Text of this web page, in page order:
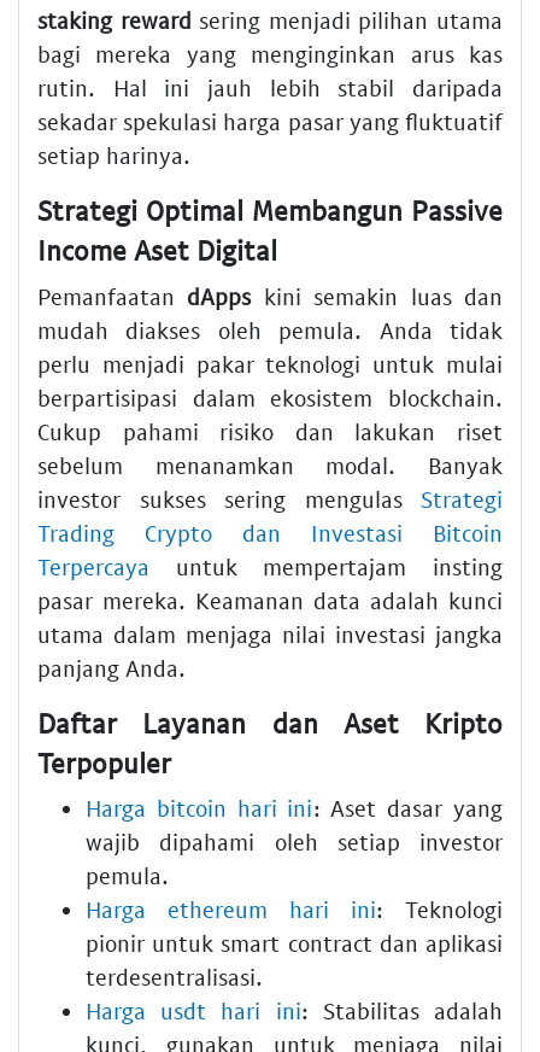
staking reward sering menjadi pilihan utama
bagi mereka yang menginginkan arus kas
rutin. Hal ini jauh lebih stabil daripada
sekadar spekulasi harga pasar yang fluktuatif
setiap harinya.
Strategi Optimal Membangun Passive
Income Aset Digital
Pemanfaatan dAppskini semakin luas dan
mudah diakses oleh pemula. Anda tidak
perlu menjadi pakar teknologi untuk mulai
berpartisipasi dalam ekosistem blockchain.
Cukup pahami risiko dan lakukan riset
sebelum menanamkan modal. Banyak
investor sukses sering mengulas Strategi
Trading Crypto dan Investasi Bitcoin
Terpercaya untuk mempertajam insting
pasar mereka. Keamanan data adalah kunci
utama dalam menjaga nilai investasi jangka
panjang Anda.
Daftar Layanan dan Aset Kripto
Terpopuler
Harga bitcoin hari ini: Aset dasar yang
wajib dipahami oleh setiap investor
pemula.
Harga ethereum hari ini: Teknologi
pionir untuk smart contract dan aplikasi
terdesentralisasi.
Harga usdt hari ini: Stabilitas adalah
kunci, gunakan untuk menjaga nilai